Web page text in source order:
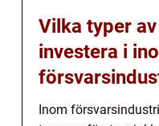
Vilka typer
investera i
Inom